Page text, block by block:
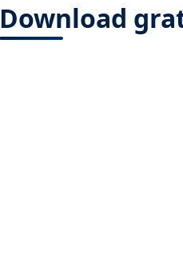
Download